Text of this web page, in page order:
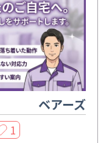
ベアーズ
1